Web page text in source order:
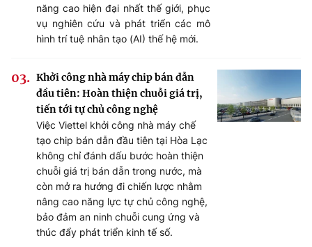
năng cao hiện đại nhất thế giới, phục
vụ nghiên cứu và phát triển các mô
hình trí tuệ nhân tạo (AI) thế hệ mới.
Khởi công nhà máy chip bán dẫn
đầu tiên: Hoàn thiện chuỗi giá trị,
tiến tới tự chủ công nghệ
Việc Viettel khởi công nhà máy chế
tạo chip bán dẫn đầu tiên tại Hòa Lạc
không chỉ đánh dấu bước hoàn thiện
chuỗi giá trị bán dẫn trong nước, mà
còn mở ra hướng đi chiến lược nhằm
nâng cao năng lực tự chủ công nghệ,
bảo đảm an ninh chuỗi cung ứng và
thúc đẩy phát triển kinh tế số.